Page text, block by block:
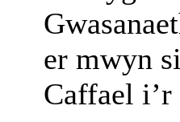
er mwyn
Caffael